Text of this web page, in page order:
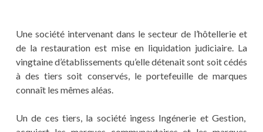
Une société intervenant dans le secteur de l’hôtellerie et
de la restauration est mise en liquidation judiciaire. La
vingtaine d’établissements qu’elle détenait sont soit cédés
à des tiers soit conservés, le portefeuille de marques
connaît les mêmes aléas.
Un de ces tiers, la société ingess Ingénerie et Gestion,